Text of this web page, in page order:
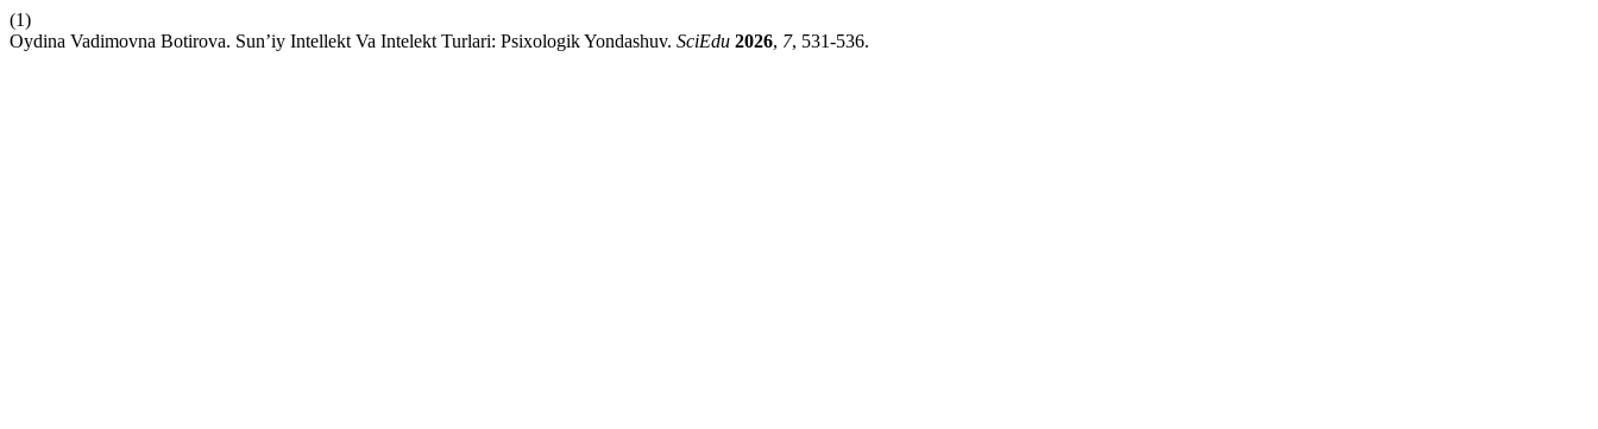
(1)
Oydina Vadimovna Botirova. Sun’iy Intellekt Va Intelekt Turlari: Psixologik Yondashuv. SciEdu 2026, 7, 531-536.